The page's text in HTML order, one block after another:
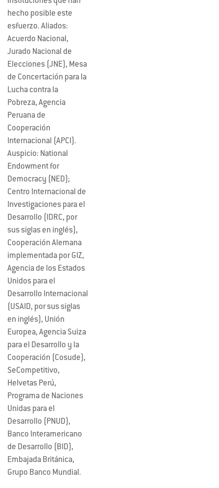
hecho posible este
esfuerzo. Aliados:
Acuerdo Nacional,
Jurado Nacional de
Elecciones (JNE), Mesa
de Concertación para la
Lucha contra la
Pobreza, Agencia
Peruana de
Cooperación
Internacional (APCI).
Auspicio: National
Endowment for
Democracy (NED);
Centro Internacional de
Investigaciones para el
Desarrollo (IDRC, por
sus siglas en inglés),
Cooperación Alemana
implementada por GIZ,
Agencia de los Estados
Unidos para el
Desarrollo Internacional
(USAID, por sus siglas
en inglés), Unión
Europea, Agencia Suiza
para el Desarrollo y la
Cooperación (Cosude),
SeCompetitivo,
Helvetas Perú,
Programa de Naciones
Unidas para el
Desarrollo (PNUD),
Banco Interamericano
de Desarrollo (BID),
Embajada Británica,
Grupo Banco Mundial.